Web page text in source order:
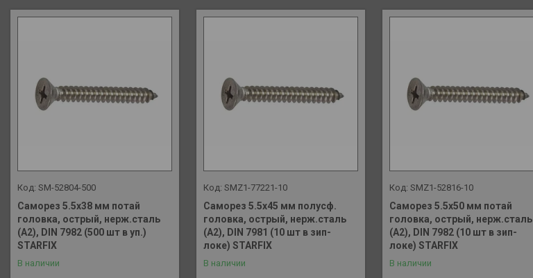
SM-52804-500
Саморез 5.5х38 мм потай
головка, острый, нерж.сталь
(А2), DIN 7982 (500 шт в уп.)
STARFIX
В наличии
SMZ1-77221-10
Саморез 5.5х45 мм полусф.
головка, острый, нерж.сталь
(А2), DIN 7981 (10 шт в зип-
локе) STARFIX
В наличии
SMZ1-52816-10
Саморез 5.5х50 мм потай
головка, острый, нерж.сталь
(А2), DIN 7982 (10 шт в зип-
локе) STARFIX
В наличии